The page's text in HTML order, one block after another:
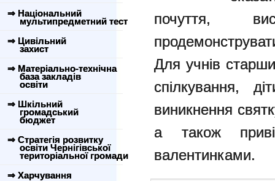
⇒ Національний
мультипредметний тест
⇒ Цивільний
захист
⇒ Матеріально-технічна
база закладів
освіти
⇒ Шкільний
громадський
бюджет
⇒ Стратегія розвитку
освіти Чернігівської
територіальної громади
⇒ Харчування
почуття,
Для учнів
спілкування,
виникнення
а також
валентинками.